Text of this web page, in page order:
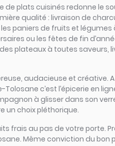
plats cuisinés redonne le
qualité : livraison de
paniers de fruits et
ou les fêtes de fin
plateaux à toutes saveurs,
audacieuse et créative.
c’est l’épicerie en
à glisser dans son
un choix pléthorique.
frais au pas de votre porte.
Même conviction du bon